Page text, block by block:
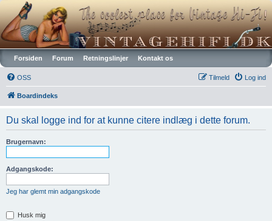
Vintagehifi.dk
Forsiden Forum Retningslinjer Kontakt os
OSS Log ind
Tilmeld
Boardindeks
Du skal logge ind for at kunne citere indlæg i dette forum.
Brugernavn:
Adgangskode:
Jeg har glemt min adgangskode
Husk mig